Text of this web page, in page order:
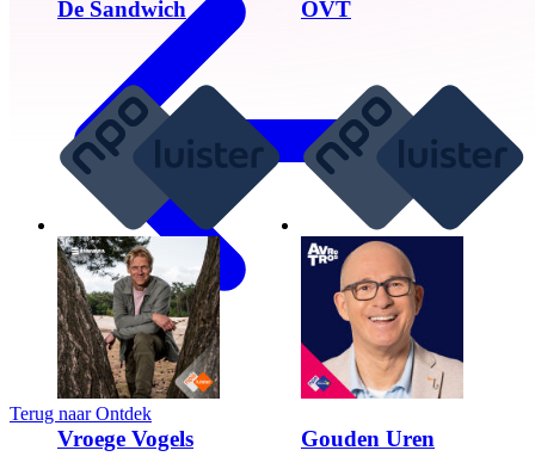
Terug naarOntdek
De Sandwich OVT
Vroege Vogels Gouden Uren